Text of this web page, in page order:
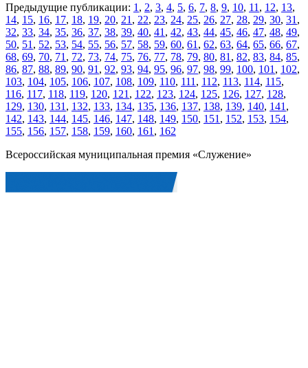
Предыдущие публикации: 1 , 2, 3, 4, 5, 6, 7, 8, 9, 10, 11 , 12, 13,
14, 15, 16, 17, 18, 19, 20, 21 , 22, 23, 24, 25, 26, 27, 28, 29, 30, 31 ,
32, 33, 34, 35, 36, 37, 38, 39, 40, 41 , 42, 43, 44, 45, 46, 47, 48, 49,
50, 51 , 52, 53, 54, 55, 56, 57, 58, 59, 60, 61 , 62, 63, 64, 65, 66, 67,
68, 69, 70, 71 , 72, 73, 74, 75, 76, 77, 78, 79, 80, 81 , 82, 83, 84, 85,
86, 87, 88, 89, 90, 91 , 92, 93, 94, 95, 96, 97, 98, 99, 100, 101 , 102,
103, 104, 105, 106, 107, 108, 109, 110, 111 , 112, 113, 114, 115,
116, 117, 118, 119, 120, 121 , 122, 123, 124, 125, 126, 127, 128,
129, 130, 131 , 132, 133, 134, 135, 136, 137, 138, 139, 140, 141 ,
142, 143, 144, 145, 146, 147, 148, 149, 150, 151 , 152, 153, 154,
155, 156, 157, 158, 159, 160, 161 , 162
Всероссийская муниципальная премия «Служение»